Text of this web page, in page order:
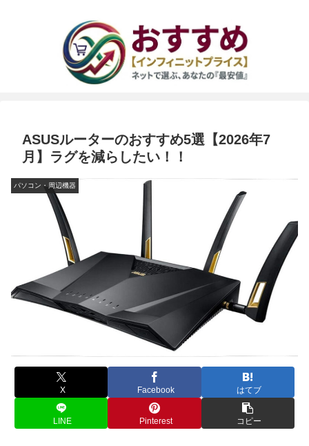
ASUSルーターのおすすめ5選【2026年7
月】ラグを減らしたい！！
パソコン・周辺機器
X Facebook はてブ
LINE Pinterest コピー